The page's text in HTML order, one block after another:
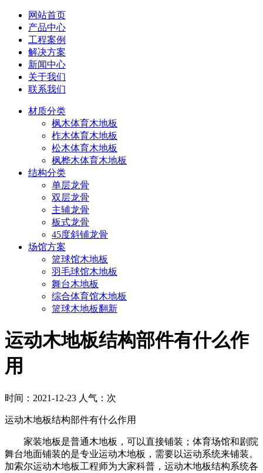
网站首页
产品中心
工程案例
解决方案
新闻中心
关于我们
联系我们
材质分类
枫木体育木地板
柞木体育木地板
松木体育木地板
枫桦木体育木地板
结构分类
单层龙骨
双层龙骨
主辅龙骨
板式龙骨
45度斜铺龙骨
场馆方案
篮球馆木地板
羽毛球馆木地板
舞台木地板
综合体育馆木地板
篮球木地板翻新
运动木地板结构部件有什么作
用
时间：2021-12-23 人气： 次
运动木地板结构部件有什么作用
家装地板是普通木地板，可以直接铺装；体育场馆和剧院
舞台地面铺装的是专业运动木地板，需要以运动系统来铺装。
加索尔运动木地板工程师为大家科普，运动木地板结构系统各